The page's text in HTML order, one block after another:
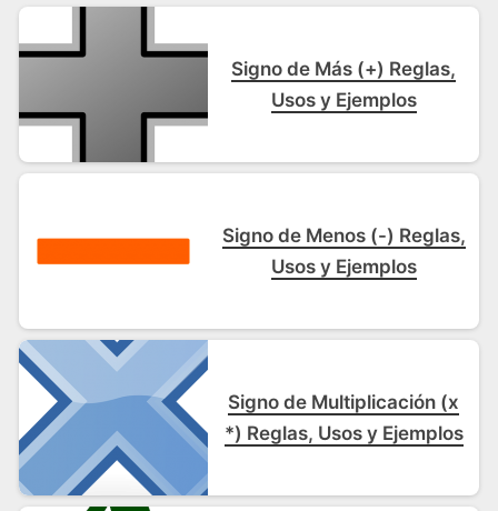
Signo de Más (+) Reglas,
Usos y Ejemplos
Signo de Menos (-) Reglas,
Usos y Ejemplos
Signo de Multiplicación (x
*) Reglas, Usos y Ejemplos